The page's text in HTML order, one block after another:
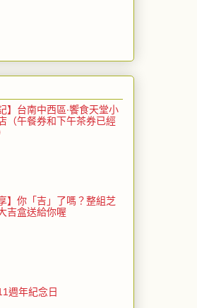
】台南中西區‧饗食天堂小
（午餐券和下午茶券已經
】你「吉」了嗎？整組芝
吉盒送給你喔
週年紀念日